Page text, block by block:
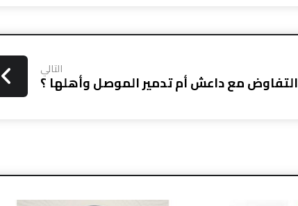
التالي
التفاوض مع داعش أم تدمير الموصل وأهلها ؟